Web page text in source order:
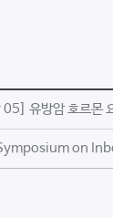
유방암 호르몬
on